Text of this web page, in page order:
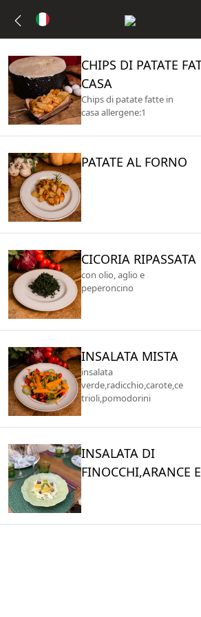
CHIPS DI PATATE
CASA
Chips di patate fatte in
casa allergene:1
PATATE AL FORNO
CICORIA RIPASSATA
con olio, aglio e
peperoncino
INSALATA MISTA
insalata
verde,radicchio,carote,ce
trioli,pomodorini
INSALATA DI
FINOCCHI,ARANCE